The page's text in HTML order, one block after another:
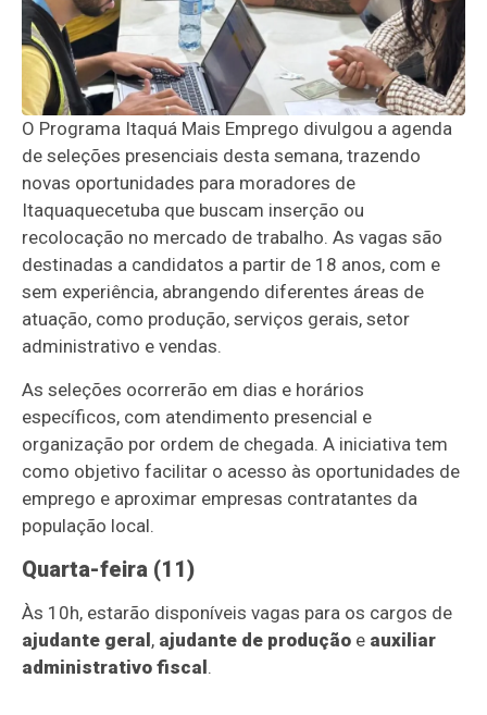
O Programa Itaquá Mais Emprego divulgou a agenda
de seleções presenciais desta semana, trazendo
novas oportunidades para moradores de
Itaquaquecetuba que buscam inserção ou
recolocação no mercado de trabalho. As vagas são
destinadas a candidatos a partir de 18 anos, com e
sem experiência, abrangendo diferentes áreas de
atuação, como produção, serviços gerais, setor
administrativo e vendas.
As seleções ocorrerão em dias e horários
específicos, com atendimento presencial e
organização por ordem de chegada. A iniciativa tem
como objetivo facilitar o acesso às oportunidades de
emprego e aproximar empresas contratantes da
população local.
Quarta-feira (11)
Às 10h, estarão disponíveis vagas para os cargos de
ajudante geral , ajudante de produção e auxiliar
administrativo fiscal .